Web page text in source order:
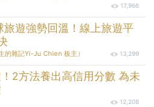
17,966
旅遊強勢回溫！線上旅遊平
的雜記Yi-Ju Chien 板主） 13,299
2方法養出高信用分數 為未
12,208